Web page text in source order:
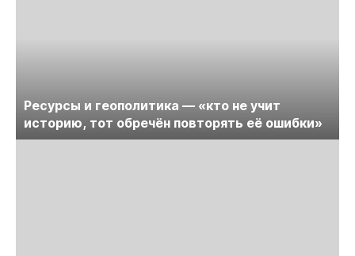
Ресурсы и геополитика — «кто не учит
историю, тот обречён повторять её ошибки»